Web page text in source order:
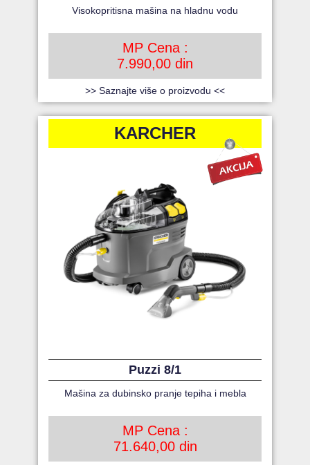
Visokopritisna mašina na hladnu vodu
MP Cena :
7.990,00 din
>> Saznajte više o proizvodu <<
KARCHER
Puzzi 8/1
Mašina za dubinsko pranje tepiha i mebla
MP Cena :
71.640,00 din